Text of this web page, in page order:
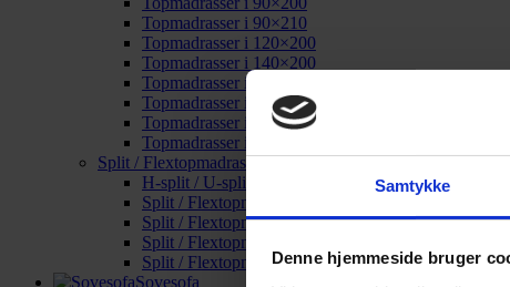
Samtykke
Denne hjemmeside bruger
Topmadrasser i 90×210
Topmadrasser i 120×200
Topmadrasser i 140×200
Topmadrasser i 160×200
Topmadrasser i 180×200
Topmadrasser i 180×210
Topmadrasser i specialmål
Split / Flextopmadrasser
H-split / U-split
Split / Flextopmadrasser i 160×200
Split / Flextopmadrasser i 180×200
Split / Flextopmadrasser i 180×210
Split / Flextopmadrasser i specialmål
Sovesofa